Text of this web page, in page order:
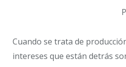
Cuando se trata de
intereses que están detrás